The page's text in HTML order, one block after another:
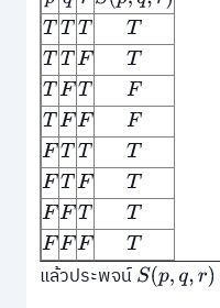
T T T
T
T T F
T
T F T
F
T F F
F
F T T
T
F T F
T
F F T
T
F F F
T
แล้วประพจน์S(p,q,r)